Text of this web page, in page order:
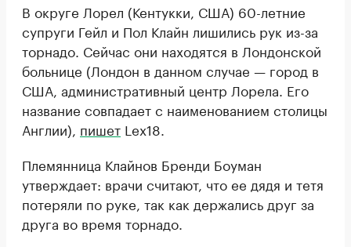
В округе Лорел (Кентукки, США) 60-летние
супруги Гейл и Пол Клайн лишились рук из-за
торнадо. Сейчас они находятся в Лондонской
больнице (Лондон в данном случае — город в
США, административный центр Лорела. Его
название совпадает с наименованием столицы
Англии), пишет Lex18.
Племянница Клайнов Бренди Боуман
утверждает: врачи считают, что ее дядя и тетя
потеряли по руке, так как держались друг за
друга во время торнадо.